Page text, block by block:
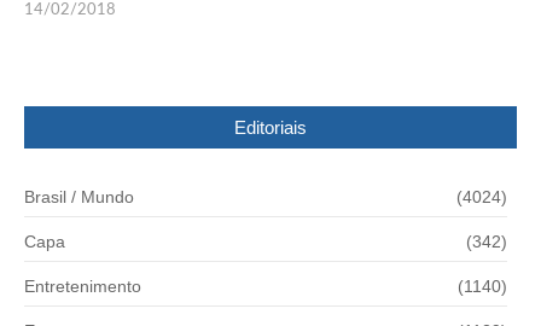
14/02/2018
Editoriais
Brasil / Mundo (4024)
Capa (342)
Entretenimento (1140)